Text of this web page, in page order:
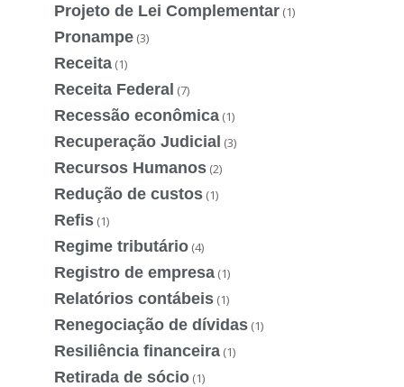
Projeto de Lei Complementar (1)
Pronampe (3)
Receita (1)
Receita Federal (7)
Recessão econômica (1)
Recuperação Judicial (3)
Recursos Humanos (2)
Redução de custos (1)
Refis (1)
Regime tributário (4)
Registro de empresa (1)
Relatórios contábeis (1)
Renegociação de dívidas (1)
Resiliência financeira (1)
Retirada de sócio (1)